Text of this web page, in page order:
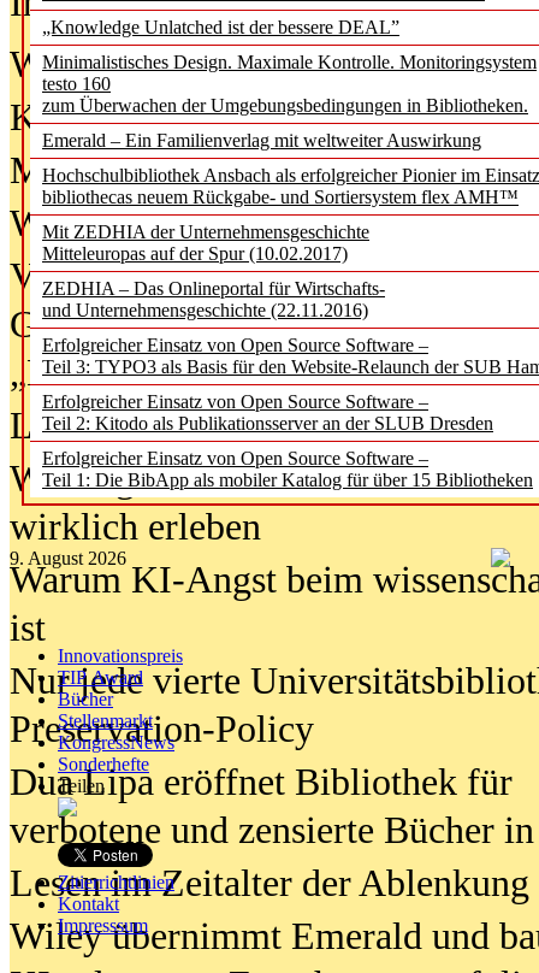
„Knowledge Unlatched ist der bessere DEAL”
Minimalistisches Design. Maximale Kontrolle. Monitoringsystem
testo 160
zum Überwachen der Umgebungsbedingungen in Bibliotheken.
Emerald – Ein Familienverlag mit weltweiter Auswirkung
Hochschulbibliothek Ansbach als erfolgreicher Pionier im
bibliothecas neuem Rückgabe- und Sortiersystem flex AMH™
Mit ZEDHIA der Unternehmensgeschichte
Mitteleuropas auf der Spur (10.02.2017)
ZEDHIA – Das Onlineportal für Wirtschafts-
und Unternehmensgeschichte (22.11.2016)
Erfolgreicher Einsatz von Open Source Software –
Teil 3: TYPO3 als Basis für den Website-Relaunch der SUB
Erfolgreicher Einsatz von Open Source Software –
Teil 2: Kitodo als Publikationsserver an der SLUB Dresden
Erfolgreicher Einsatz von Open Source Software –
Teil 1: Die BibApp als mobiler Katalog für über 15 Bibliotheken
9. August 2026
Innovationspreis
TIP Award
Bücher
Stellenmarkt
KongressNews
Sonderhefte
Teilen
Zitierrichtlinien
Kontakt
Impresssum
Was Hochschul­bibliotheken von
Kinder in der digitalen Welt
Metadaten als Infrastruktur
Wenn Bots katalogisieren
Von Abschlusskleidern bis
Geisterjagd-Ausrüstung in der
„Library of Things“ unterwegs
Lesen als Infrastrukturaufgabe
Wie Jugendliche Social Media
wirklich erleben
Warum KI-Angst beim
ist
Nur jede vierte
Preservation-Policy
Dua Lipa eröffnet Bibliothek für
verbotene und zensierte Bücher
Lesen im Zeitalter der Ablenkung
Wiley übernimmt Emerald und